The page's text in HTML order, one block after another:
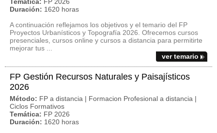
Duración: 1620 horas
A continuación reflejamos los objetivos y el temario del FP
Proyectos Urbanísticos y Topografía 2026. Ofrecemos cursos
presenciales, cursos online y cursos a distancia para permitirte
mejorar tus ...
ver temario
FP Gestión Recursos Naturales y Paisajísticos
2026
Método: FP a distancia | Formacion Profesional a distancia |
Ciclos Formativos
Temática: FP 2026
Duración: 1620 horas